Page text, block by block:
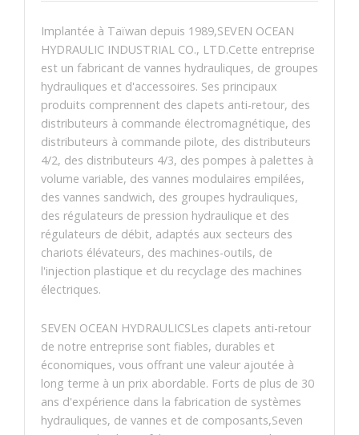
Implantée à Taïwan depuis 1989,SEVEN OCEAN
HYDRAULIC INDUSTRIAL CO., LTD.Cette entreprise
est un fabricant de vannes hydrauliques, de groupes
hydrauliques et d'accessoires. Ses principaux
produits comprennent des clapets anti-retour, des
distributeurs à commande électromagnétique, des
distributeurs à commande pilote, des distributeurs
4/2, des distributeurs 4/3, des pompes à palettes à
volume variable, des vannes modulaires empilées,
des vannes sandwich, des groupes hydrauliques,
des régulateurs de pression hydraulique et des
régulateurs de débit, adaptés aux secteurs des
chariots élévateurs, des machines-outils, de
l'injection plastique et du recyclage des machines
électriques.
SEVEN OCEAN HYDRAULICSLes clapets anti-retour
de notre entreprise sont fiables, durables et
économiques, vous offrant une valeur ajoutée à
long terme à un prix abordable. Forts de plus de 30
ans d'expérience dans la fabrication de systèmes
hydrauliques, de vannes et de composants,Seven